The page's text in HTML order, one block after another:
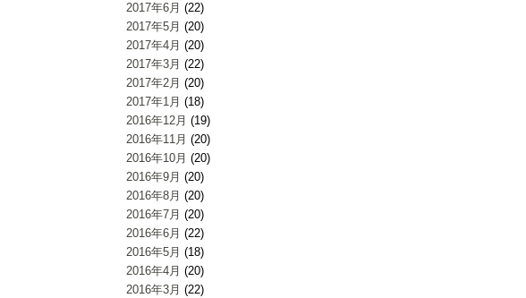
2017年6月 (22)
2017年5月 (20)
2017年4月 (20)
2017年3月 (22)
2017年2月 (20)
2017年1月 (18)
2016年12月 (19)
2016年11月 (20)
2016年10月 (20)
2016年9月 (20)
2016年8月 (20)
2016年7月 (20)
2016年6月 (22)
2016年5月 (18)
2016年4月 (20)
2016年3月 (22)